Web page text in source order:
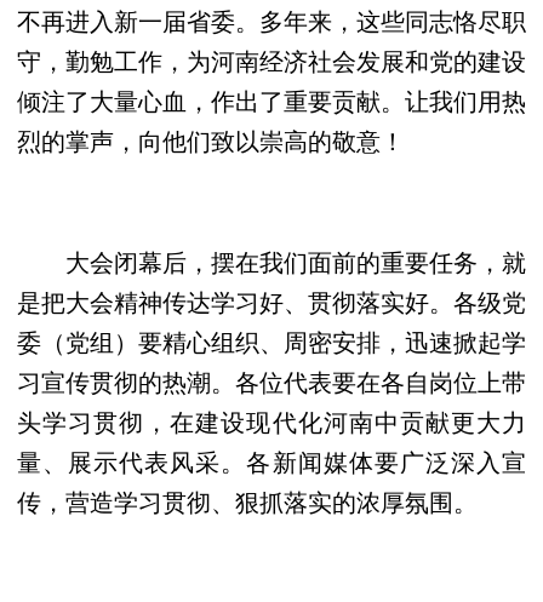
不再进入新一届省委。多年来，这些同志恪尽职
守，勤勉工作，为河南经济社会发展和党的建设
倾注了大量心血，作出了重要贡献。让我们用热
烈的掌声，向他们致以崇高的敬意！
大会闭幕后，摆在我们面前的重要任务，就
是把大会精神传达学习好、贯彻落实好。各级党
委（党组）要精心组织、周密安排，迅速掀起学
习宣传贯彻的热潮。各位代表要在各自岗位上带
头学习贯彻，在建设现代化河南中贡献更大力
量、展示代表风采。各新闻媒体要广泛深入宣
传，营造学习贯彻、狠抓落实的浓厚氛围。